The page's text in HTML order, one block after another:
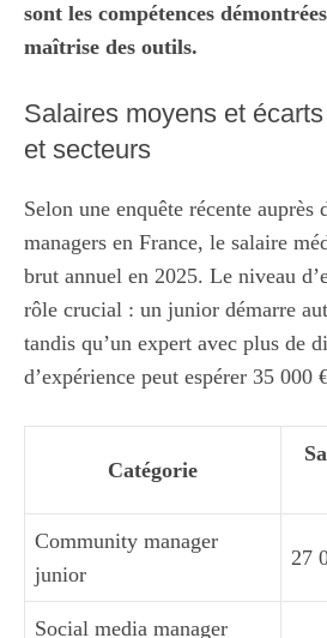
sont les compétences
maîtrise des outils.
Salaires moyens et
et secteurs
Selon une enquête récente
managers en France, le salaire
brut annuel en 2025. Le niveau
rôle crucial : un junior démarre
tandis qu’un expert avec plus de
d’expérience peut espérer 35 000
Catégorie
Community manager
junior
27
Social media manager